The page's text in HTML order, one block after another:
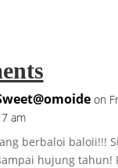
on
am
berbaloi baloii!!!
hujung tahun!